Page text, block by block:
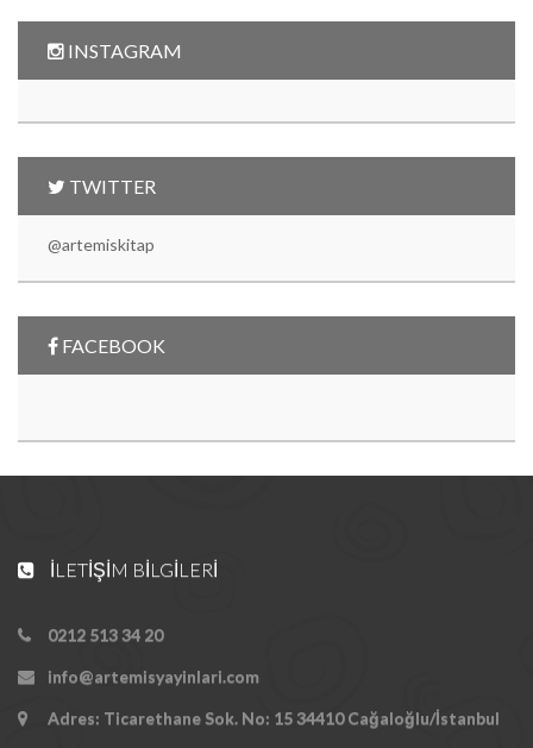
INSTAGRAM
TWITTER
@artemiskitap
FACEBOOK
İLETIŞIM BILGILERI
0212 513 34 20
info@artemisyayinlari.com
Adres: Ticarethane Sok. No: 15 34410 Cağaloğlu/İstanbul